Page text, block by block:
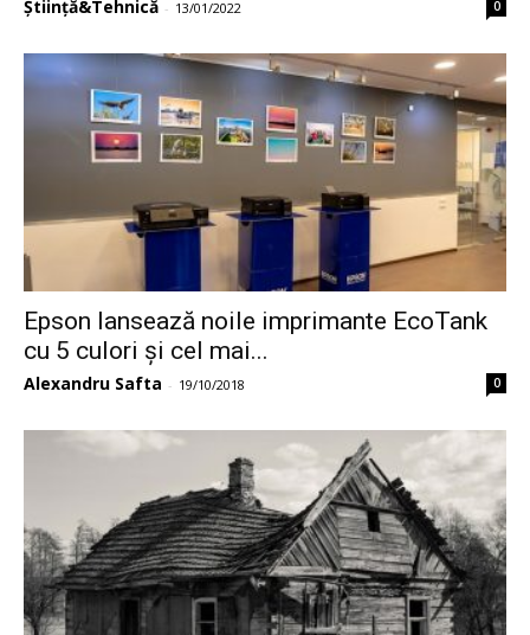
Știință&Tehnică - 13/01/2022 0
Epson lansează noile imprimante EcoTank
cu 5 culori și cel mai...
Alexandru Safta - 19/10/2018 0